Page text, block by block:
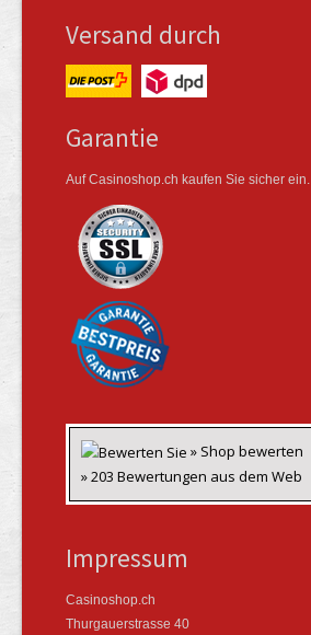
Versand durch
Garantie
Auf Casinoshop.ch kaufen Sie sicher ein.
» Shop bewerten
» 203 Bewertungen aus dem Web
Impressum
Casinoshop.ch
Thurgauerstrasse 40